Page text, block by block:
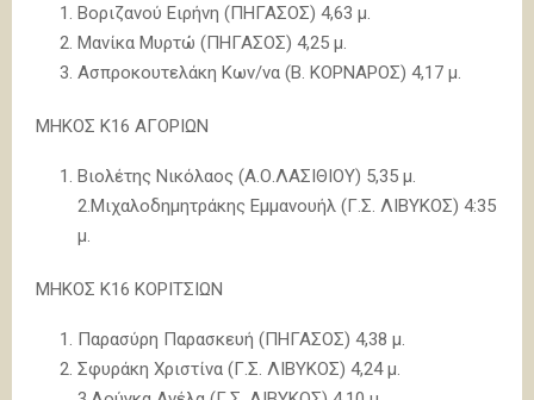
Βοριζανού Ειρήνη (ΠΗΓΑΣΟΣ) 4,63 μ.
Μανίκα Μυρτώ (ΠΗΓΑΣΟΣ) 4,25 μ.
Ασπροκουτελάκη Κων/να (Β. ΚΟΡΝΑΡΟΣ) 4,17 μ.
ΜΗΚΟΣ Κ16 ΑΓΟΡΙΩΝ
Βιολέτης Νικόλαος (Α.Ο.ΛΑΣΙΘΙΟΥ) 5,35 μ.
2.Μιχαλοδημητράκης Εμμανουήλ (Γ.Σ. ΛΙΒΥΚΟΣ) 4:35
μ.
ΜΗΚΟΣ Κ16 ΚΟΡΙΤΣΙΩΝ
Παρασύρη Παρασκευή (ΠΗΓΑΣΟΣ) 4,38 μ.
Σφυράκη Χριστίνα (Γ.Σ. ΛΙΒΥΚΟΣ) 4,24 μ.